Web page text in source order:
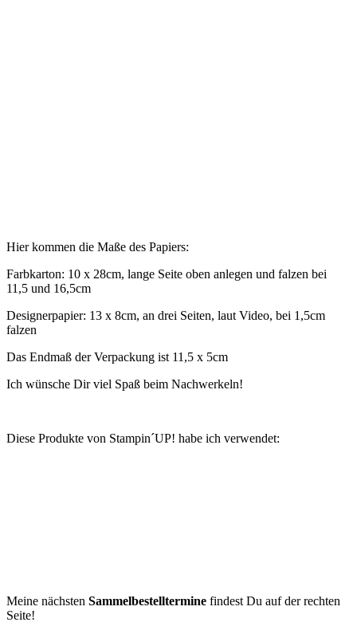
Hier kommen die Maße des Papiers:
Farbkarton: 10 x 28cm, lange Seite oben anlegen und falzen bei
11,5 und 16,5cm
Designerpapier: 13 x 8cm, an drei Seiten, laut Video, bei 1,5cm
falzen
Das Endmaß der Verpackung ist 11,5 x 5cm
Ich wünsche Dir viel Spaß beim Nachwerkeln!
Diese Produkte von Stampin´UP! habe ich verwendet:
Meine nächsten Sammelbestelltermine findest Du auf der rechten
Seite!